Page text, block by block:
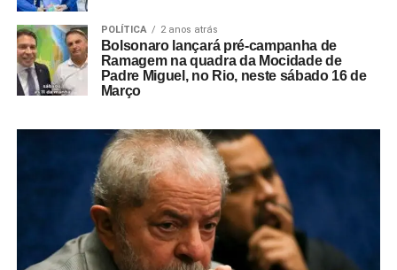
POLÍTICA 2 anos atrás
Bolsonaro lançará pré-campanha de
Ramagem na quadra da Mocidade de
Padre Miguel, no Rio, neste sábado 16 de
Março